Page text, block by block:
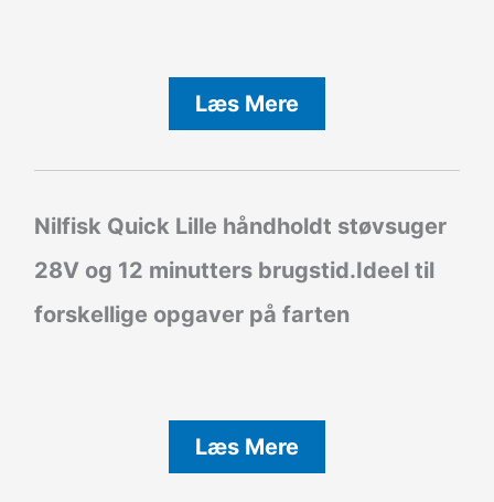
Læs Mere
Nilfisk Quick Lille håndholdt støvsuger
28V og 12 minutters brugstid.Ideel til
forskellige opgaver på farten
Læs Mere